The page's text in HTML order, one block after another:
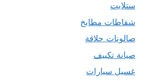
ستلايت
شفاطات مطابخ
صالونات حلاقة
صيانة تكييف
غسيل سيارات